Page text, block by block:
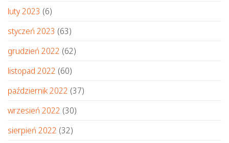
luty 2023 (6)
styczeń 2023 (63)
grudzień 2022 (62)
listopad 2022 (60)
październik 2022 (37)
wrzesień 2022 (30)
sierpień 2022 (32)